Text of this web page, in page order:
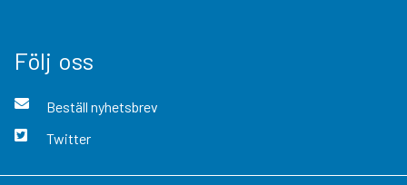
Följ oss
Beställ nyhetsbrev
Twitter